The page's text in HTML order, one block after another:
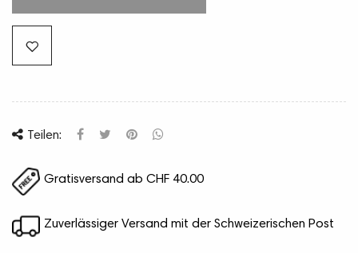
Teilen:
Gratisversand ab CHF 40.00
Zuverlässiger Versand mit der Schweizerischen Post